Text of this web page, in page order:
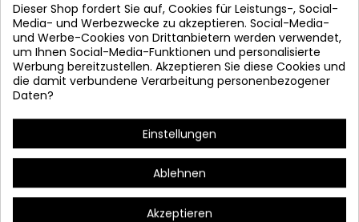
TAPA 291
Nickelfarbene Abdeckkappe für Lüfterlichtsystem
Dieser Shop fordert Sie auf, Cookies für Leistungs-, Social-
Media- und Werbezwecke zu akzeptieren. Social-Media-
und Werbe-Cookies von Drittanbietern werden verwendet,
um Ihnen Social-Media-Funktionen und personalisierte
Werbung bereitzustellen. Akzeptieren Sie diese Cookies und
die damit verbundene Verarbeitung personenbezogener
Daten?
Einstellungen
Ablehnen
Akzeptieren